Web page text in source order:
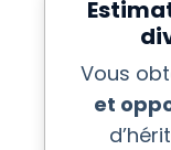
Vous
et